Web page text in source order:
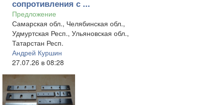
сопротивления с ...
Предложение
Самарская обл., Челябинская обл.,
Удмуртская Респ., Ульяновская обл.,
Татарстан Респ.
Андрей Куршин
27.07.26 в 08:28